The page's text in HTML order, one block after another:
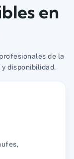
en
de la
disponibilidad.